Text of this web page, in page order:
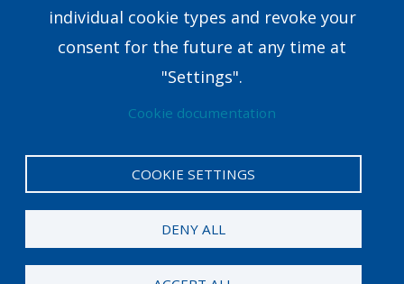
8351 E.Walker Springs Lane, Suite 403 Knoxville,
individual cookie types and revoke your
consent for the future at any time at
"Settings".
Cookie documentation
COOKIE SETTINGS
DENY ALL
Privacy Policy Legal
a registered trademark of Crown.